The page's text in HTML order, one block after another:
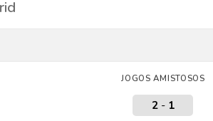
JOGOS AMISTOSOS
2- 1